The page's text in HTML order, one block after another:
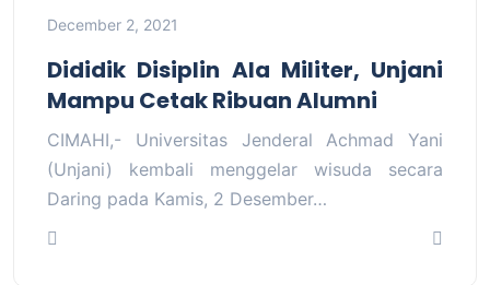
December 2, 2021
Dididik Disiplin Ala Militer, Unjani
Mampu Cetak Ribuan Alumni
CIMAHI,- Universitas Jenderal Achmad Yani
(Unjani) kembali menggelar wisuda secara
Daring pada Kamis, 2 Desember…